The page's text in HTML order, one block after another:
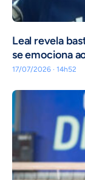
Leal revela
se emociona
17/07/2026 · 14h52